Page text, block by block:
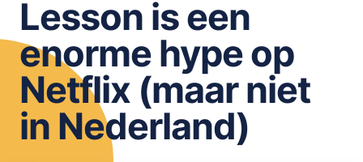
OPSLAAN
Lesson is een
enorme hype op
Netflix (maar niet
in Nederland)